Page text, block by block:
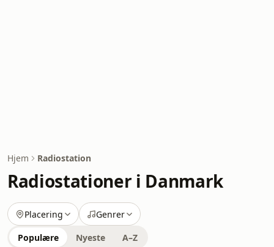
Hjem Radiostation
Radiostationer i Danmark
Placering Genrer
Populære Nyeste A–Z